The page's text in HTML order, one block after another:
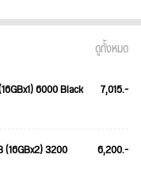
ดูทั้งหมด
6000 Black 7,015.-
(16GBx2) 3200
6,200.-